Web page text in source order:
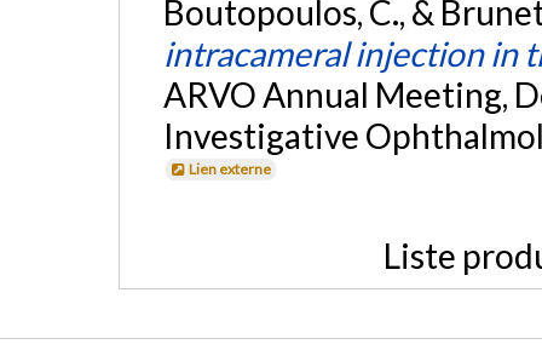
Boutopoulos, C., &
intracameral injection in
ARVO Annual Meeting,
Investigative
Lien externe
Liste